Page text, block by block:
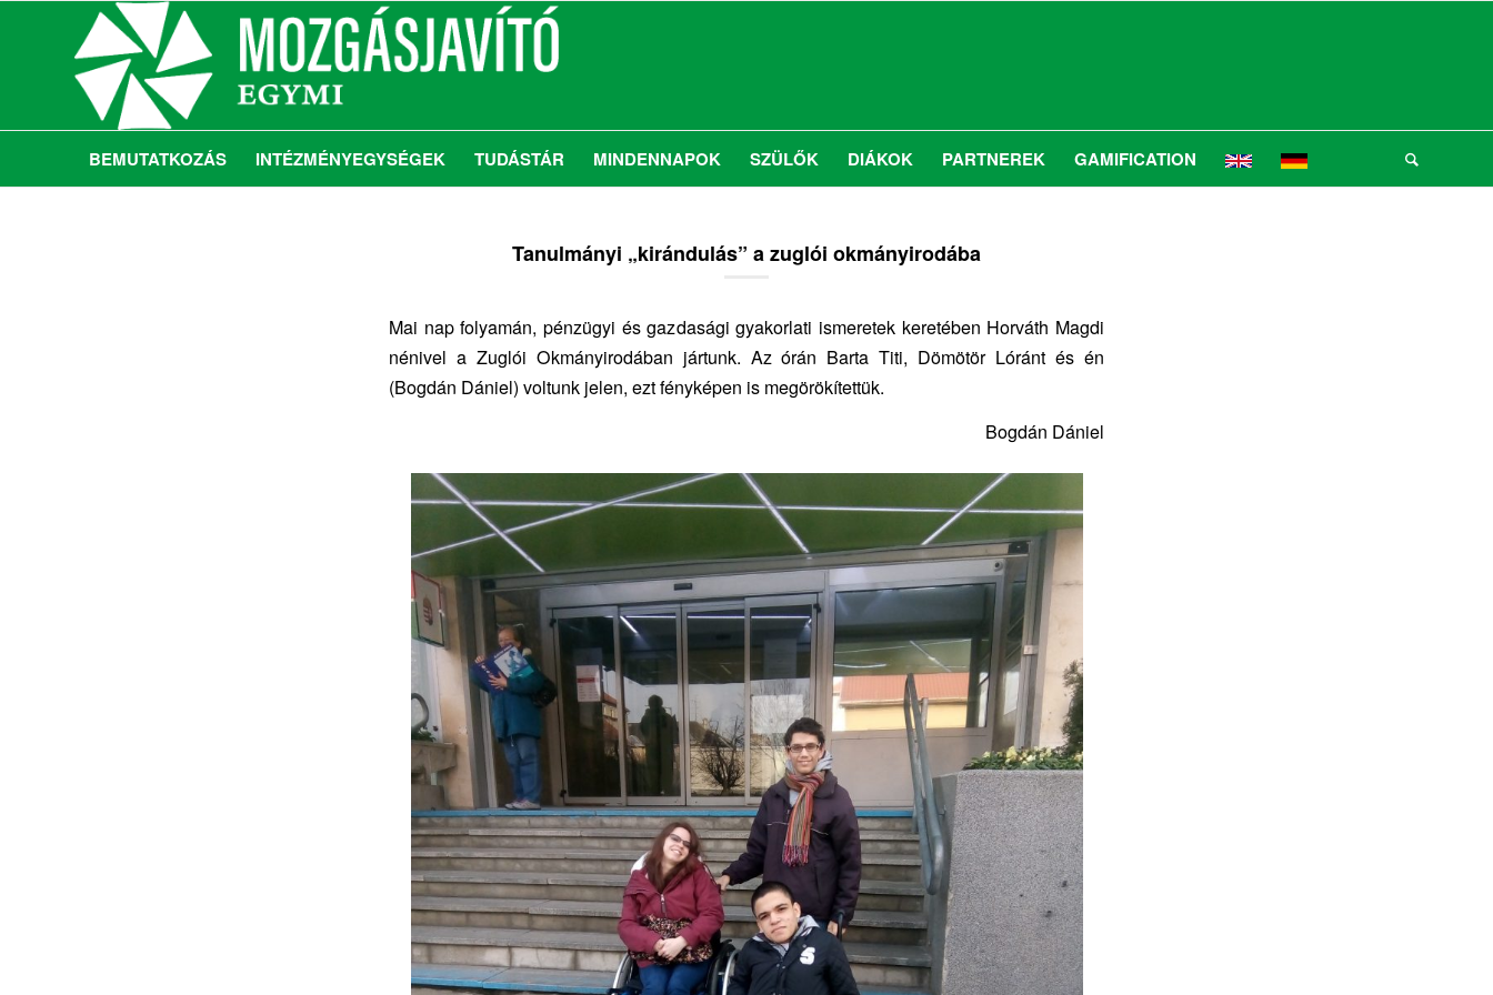
BEMUTATKOZÁS INTÉZMÉNYEGYSÉGEK TUDÁSTÁR MINDENNAPOK SZÜLŐK DIÁKOK PARTNEREK GAMIFICATION
Tanulmányi „kirándulás” a zuglói okmányirodába
Mai nap folyamán, pénzügyi és gazdasági gyakorlati ismeretek keretében Horváth Magdi
nénivel a Zuglói Okmányirodában jártunk. Az órán Barta Titi, Dömötör Lóránt és én
(Bogdán Dániel) voltunk jelen, ezt fényképen is megörökítettük.
Bogdán Dániel